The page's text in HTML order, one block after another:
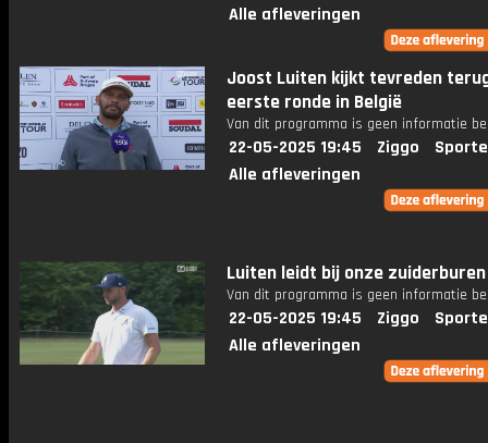
Alle afleveringen
Joost Luiten kijkt tevreden
eerste ronde in België
Van dit programma is geen informatie
22-05-2025 19:45 Ziggo
Alle afleveringen
Luiten leidt bij onze zuiderburen
Van dit programma is geen informatie
22-05-2025 19:45 Ziggo
Alle afleveringen